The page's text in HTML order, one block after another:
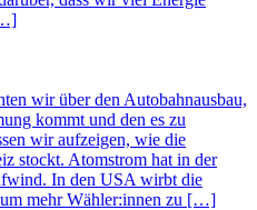
wir über den Autobahnausbau,
kommt und den es zu
wir aufzeigen, wie die
stockt. Atomstrom hat in der
In den USA wirbt die
mehr Wähler:innen zu […]